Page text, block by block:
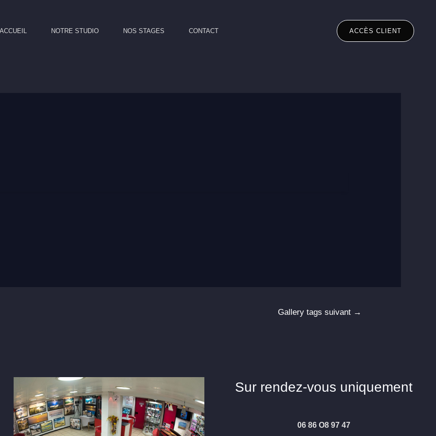
ACCUEIL NOTRE STUDIO NOS STAGES CONTACT ACCÈS CLIENT
Gallery tags suivant →
Sur rendez-vous uniquement
06 86 O8 97 47